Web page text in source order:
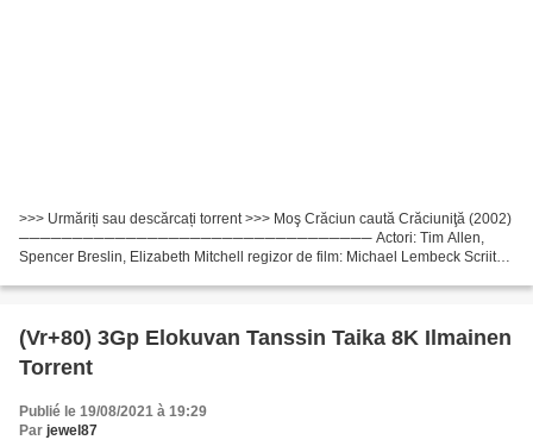
>>> Urmăriți sau descărcați torrent >>> Moş Crăciun caută Crăciuniţă (2002)
───────────────────────────────── Actori: Tim Allen,
Spencer Breslin, Elizabeth Mitchell regizor de film: Michael Lembeck Scriitori
(Vr+80) 3Gp Elokuvan Tanssin Taika 8K Ilmainen
Torrent
Publié le 19/08/2021 à 19:29
Par jewel87